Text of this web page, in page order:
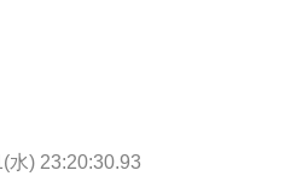
水) 23:20:30.93